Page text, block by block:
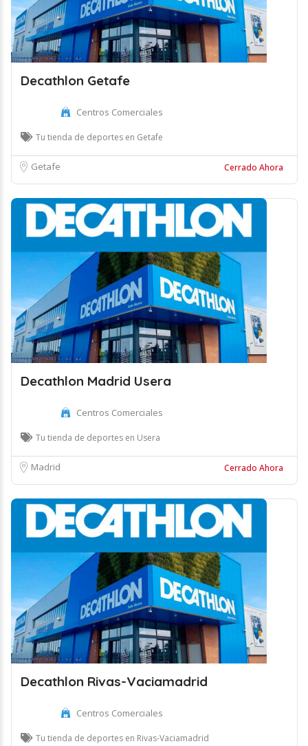
Decathlon Getafe
Centros Comerciales
Tu tienda de deportes en Getafe
Getafe Cerrado Ahora
Decathlon Madrid Usera
Centros Comerciales
Tu tienda de deportes en Usera
Madrid Cerrado Ahora
Decathlon Rivas-Vaciamadrid
Centros Comerciales
Tu tienda de deportes en Rivas-Vaciamadrid